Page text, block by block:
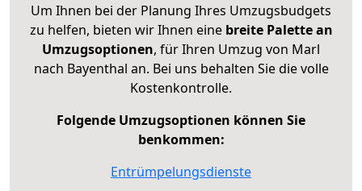
Um Ihnen bei der Planung Ihres Umzugsbudgets
zu helfen, bieten wir Ihnen eine breite Palette an
Umzugsoptionen, für Ihren Umzug von Marl
nach Bayenthal an. Bei uns behalten Sie die volle
Kostenkontrolle.
Folgende Umzugsoptionen können Sie
benkommen:
Entrümpelungsdienste